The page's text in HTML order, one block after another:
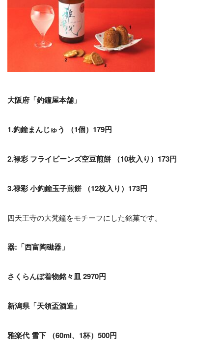
大阪府「釣鐘屋本舗」
1.釣鐘まんじゅう （1個）179円
2.禄彩 フライビーンズ空豆煎餅 （10枚入り）173円
3.禄彩 小釣鐘玉子煎餅 （12枚入り）173円
四天王寺の大梵鐘をモチーフにした銘菓です。
器:「西富陶磁器」
さくらんぼ着物銘々皿 2970円
新潟県「天領盃酒造」
雅楽代 雪下 （60ml、1杯）500円